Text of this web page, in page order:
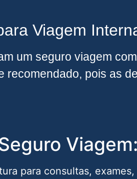
Viagem
um seguro viagem
recomendado, pois as
Viagem:
para consultas,